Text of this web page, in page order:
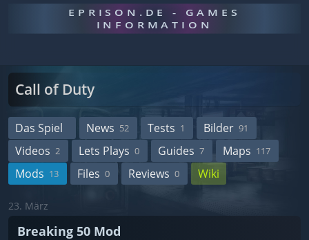
EPRISON.DE - GAMES
INFORMATION
Call of Duty
Das Spiel News 52 Tests 1 Bilder 91
Videos 2 Lets Plays 0 Guides 7 Maps 117
Mods 13 Files 0 Reviews 0 Wiki
23. März
Breaking 50 Mod